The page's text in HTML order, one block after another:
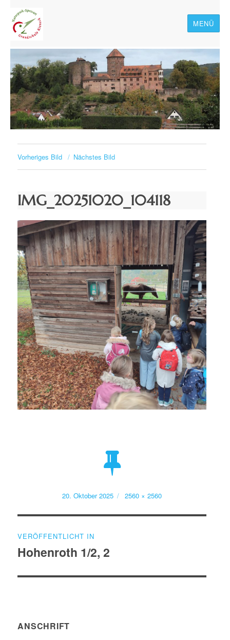
MENÜ
Vorheriges Bild Nächstes Bild
IMG_20251020_104118
Veröffentlicht
20. Oktober 2025
Volle
2560 × 2560
VERÖFFENTLICHT IN
Hohenroth 1/2, 2
ANSCHRIFT